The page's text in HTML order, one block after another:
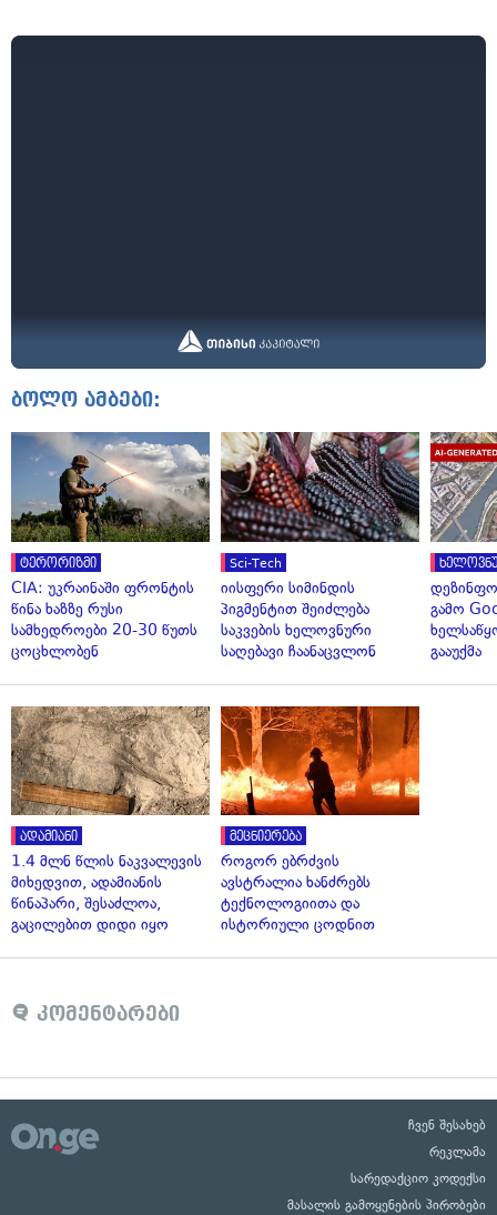
ბოლო ამბები:
ტერორიზმი
CIA: უკრაინაში ფრონტის
წინა ხაზზე რუსი
სამხედროები 20-30 წუთს
ცოცხლობენ
Sci-Tech
იისფერი სიმინდის
პიგმენტით შეიძლება
საკვების ხელოვნური
საღებავი ჩაანაცვლონ
გამო
გააუქმა
ადამიანი
1.4 მლნ წლის ნაკვალევის
მიხედვით, ადამიანის
წინაპარი, შესაძლოა,
გაცილებით დიდი იყო
მეცნიერება
როგორ ებრძვის
ავსტრალია ხანძრებს
ტექნოლოგიითა და
ისტორიული ცოდნით
კომენტარები
ჩვენ შესახებ
რეკლამა
სარედაქციო კოდექსი
მასალის გამოყენების პირობები